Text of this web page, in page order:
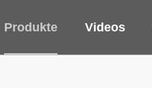
Produkte Videos